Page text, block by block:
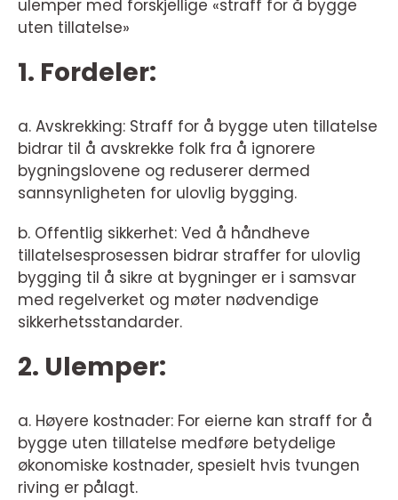
ulemper med forskjellige «straff for å bygge
uten tillatelse»
1. Fordeler:
a. Avskrekking: Straff for å bygge uten tillatelse
bidrar til å avskrekke folk fra å ignorere
bygningslovene og reduserer dermed
sannsynligheten for ulovlig bygging.
b. Offentlig sikkerhet: Ved å håndheve
tillatelsesprosessen bidrar straffer for ulovlig
bygging til å sikre at bygninger er i samsvar
med regelverket og møter nødvendige
sikkerhetsstandarder.
2. Ulemper:
a. Høyere kostnader: For eierne kan straff for å
bygge uten tillatelse medføre betydelige
økonomiske kostnader, spesielt hvis tvungen
riving er pålagt.